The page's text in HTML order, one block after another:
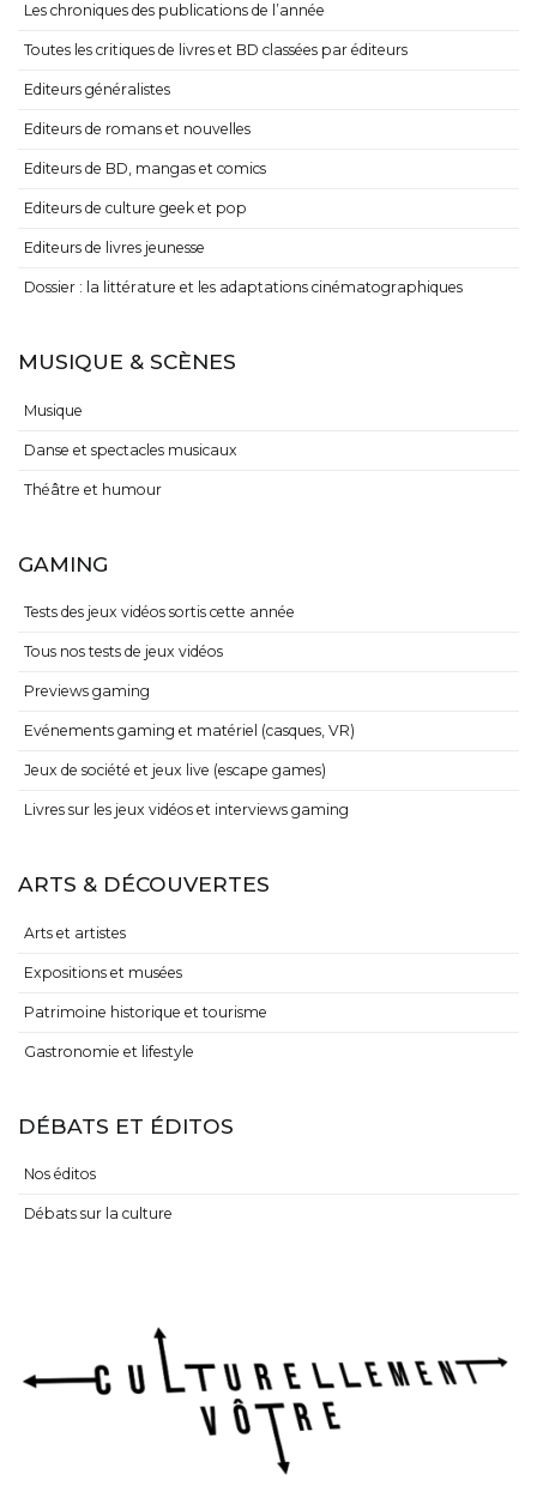
Les chroniques des publications de l’année
Toutes les critiques de livres et BD classées par éditeurs
Editeurs généralistes
Editeurs de romans et nouvelles
Editeurs de BD, mangas et comics
Editeurs de culture geek et pop
Editeurs de livres jeunesse
Dossier : la littérature et les adaptations cinématographiques
MUSIQUE & SCÈNES
Musique
Danse et spectacles musicaux
Théâtre et humour
GAMING
Tests des jeux vidéos sortis cette année
Tous nos tests de jeux vidéos
Previews gaming
Evénements gaming et matériel (casques, VR)
Jeux de société et jeux live (escape games)
Livres sur les jeux vidéos et interviews gaming
ARTS & DÉCOUVERTES
Arts et artistes
Expositions et musées
Patrimoine historique et tourisme
Gastronomie et lifestyle
DÉBATS ET ÉDITOS
Nos éditos
Débats sur la culture